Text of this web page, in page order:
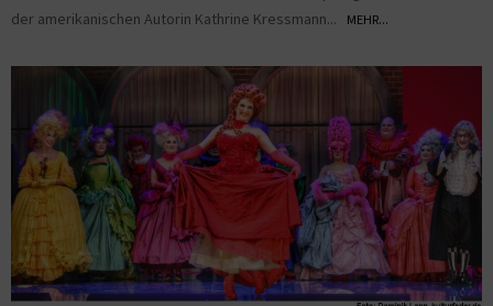
der amerikanischen Autorin Kathrine Kressmann...
MEHR...